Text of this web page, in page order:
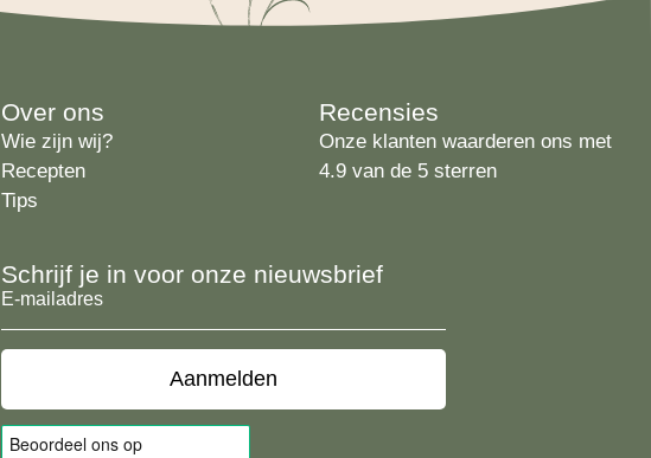
Over ons
Wie zijn wij?
Recepten
Tips
Recensies
Onze klanten waarderen ons met
4.9 van de 5 sterren
Schrijf je in voor onze nieuwsbrief
E-
mailadres